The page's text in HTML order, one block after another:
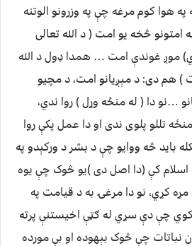
هوا کوم مرغه چې په وزرونو الوتنه
څخه یو امت ( د الله تعالی
موږ غوندې امت … همدا ډول د الله
) هم دی: د مېږیانو امت، د مچیو
…نو دا ( له منځه وړل ) روا ندي،
تللو پلوی ندی او دا عمل پکې روا
باید څه ووایو چې د بشر د ورکېدو په
کې (دا اصل دی )یو څوک چې یوه
کړي، نو دا مرغۍ به د قیامت په
کوي چې دې سړي له ګټې اخیستنې پرته
نباتات چې څوک بېهوده او بې مورده